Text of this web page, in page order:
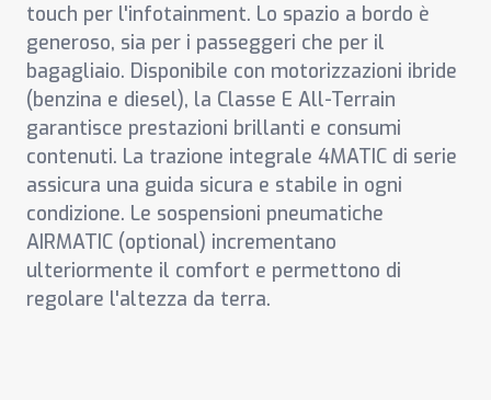
touch per l'infotainment. Lo spazio a bordo è
generoso, sia per i passeggeri che per il
bagagliaio. Disponibile con motorizzazioni ibride
(benzina e diesel), la Classe E All-Terrain
garantisce prestazioni brillanti e consumi
contenuti. La trazione integrale 4MATIC di serie
assicura una guida sicura e stabile in ogni
condizione. Le sospensioni pneumatiche
AIRMATIC (optional) incrementano
ulteriormente il comfort e permettono di
regolare l'altezza da terra.